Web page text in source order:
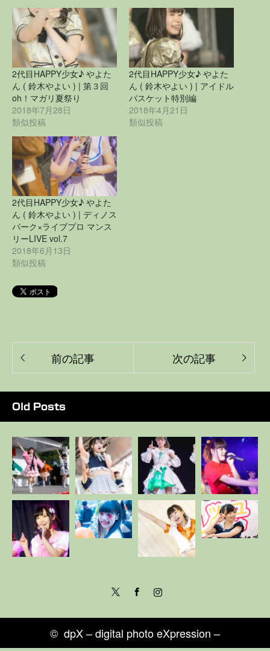
2代目HAPPY少女♪ やよた
ん ( 鈴木やよい ) | 第３回
oh！マガリ夏祭り
2018年7月28日
類似投稿
2代目HAPPY少女♪ やよた
ん ( 鈴木やよい ) | アイドル
バスケット特別編
2018年4月21日
類似投稿
2代目HAPPY少女♪ やよた
ん ( 鈴木やよい ) | ディノス
パーク×ライブプロ マンス
リーLIVE vol.7
2018年6月13日
類似投稿
前の記事 次の記事
Old Posts
Instagram
© dpX – digital photo eXpression –